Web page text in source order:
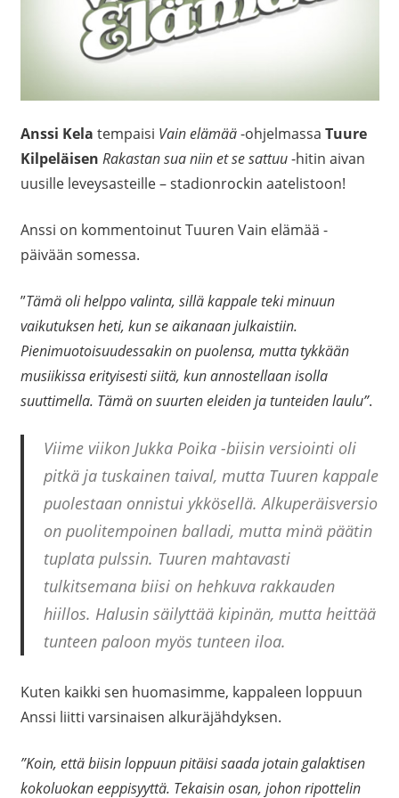
Anssi Kela tempaisi Vain elämää-ohjelmassa Tuure
Kilpeläisen Rakastan sua niin et se sattuu-hitin aivan
uusille leveysasteille – stadionrockin aatelistoon!
Anssi on kommentoinut Tuuren Vain elämää -
päivään somessa.
”Tämä oli helppo valinta, sillä kappale teki minuun
vaikutuksen heti, kun se aikanaan julkaistiin.
Pienimuotoisuudessakin on puolensa, mutta tykkään
musiikissa erityisesti siitä, kun annostellaan isolla
suuttimella. Tämä on suurten eleiden ja tunteiden laulu”.
Viime viikon Jukka Poika -biisin versiointi oli
pitkä ja tuskainen taival, mutta Tuuren kappale
puolestaan onnistui ykkösellä. Alkuperäisversio
on puolitempoinen balladi, mutta minä päätin
tuplata pulssin. Tuuren mahtavasti
tulkitsemana biisi on hehkuva rakkauden
hiillos. Halusin säilyttää kipinän, mutta heittää
tunteen paloon myös tunteen iloa.
Kuten kaikki sen huomasimme, kappaleen loppuun
Anssi liitti varsinaisen alkuräjähdyksen.
”Koin, että biisin loppuun pitäisi saada jotain galaktisen
kokoluokan eeppisyyttä. Tekaisin osan, johon ripottelin